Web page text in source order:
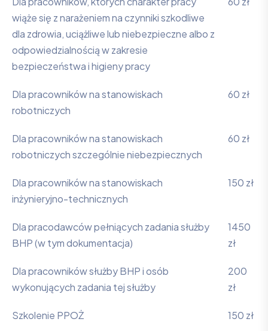
wiąże się z narażeniem na czynniki szkodliwe
dla zdrowia, uciążliwe lub niebezpieczne albo z
odpowiedzialnością w zakresie
bezpieczeństwa i higieny pracy
Dla pracowników na stanowiskach
robotniczych
60 zł
Dla pracowników na stanowiskach
robotniczych szczególnie niebezpiecznych
60 zł
Dla pracowników na stanowiskach
inżynieryjno-technicznych
150 zł
Dla pracodawców pełniących zadania służby
BHP (w tym dokumentacja)
1450
zł
Dla pracowników służby BHP i osób
wykonujących zadania tej służby
200
zł
Szkolenie PPOŻ 150 zł